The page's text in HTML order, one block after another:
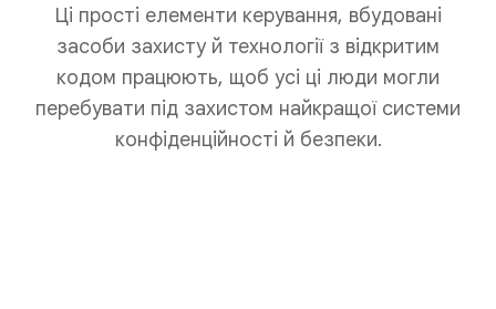
Ці прості елементи керування, вбудовані
засоби захисту й технології з відкритим
кодом працюють, щоб усі ці люди могли
перебувати під захистом найкращої системи
конфіденційності й безпеки.